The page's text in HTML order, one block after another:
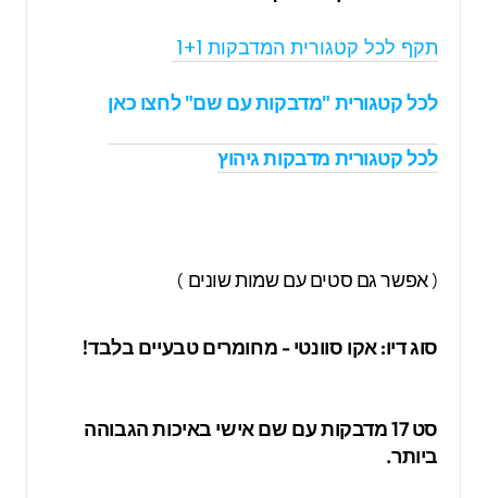
תקף לכל קטגורית המדבקות 1+1
לכל קטגורית "מדבקות עם שם" לחצו כאן
לכל קטגורית מדבקות גיהוץ
( אפשר גם סטים עם שמות שונים )
סוג דיו: אקו סוונטי - מחומרים טבעיים בלבד!
סט 17 מדבקות עם שם אישי באיכות הגבוהה
ביותר.